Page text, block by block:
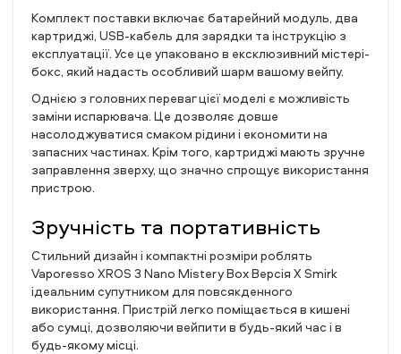
Комплект поставки включає батарейний модуль, два
картриджі, USB-кабель для зарядки та інструкцію з
експлуатації. Усе це упаковано в ексклюзивний містері-
бокс, який надасть особливий шарм вашому вейпу.
Однією з головних переваг цієї моделі є можливість
заміни испарювача. Це дозволяє довше
насолоджуватися смаком рідини і економити на
запасних частинах. Крім того, картриджі мають зручне
заправлення зверху, що значно спрощує використання
пристрою.
Зручність та портативність
Стильний дизайн і компактні розміри роблять
Vaporesso XROS 3 Nano Mistery Box Версія X Smirk
ідеальним супутником для повсякденного
використання. Пристрій легко поміщається в кишені
або сумці, дозволяючи вейпити в будь-який час і в
будь-якому місці.